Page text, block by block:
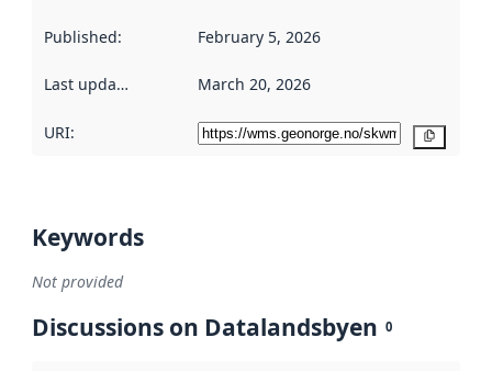
Published: February 5, 2026
Last updated March 20, 2026
URI:
Keywords
Not provided
Discussions on Datalandsbyen 0